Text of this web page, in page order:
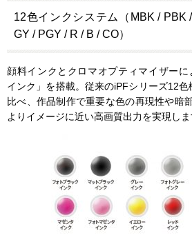
12色インクシステム（MBK / PBK
GY / PGY / R / B / CO）
顔料インクとクロマオプティマイザーに
インク」を搭載。従来のiPFシリーズ12色
比べ、作品制作で重要な色の再現性や暗
よりイメージに近い高画質出力を実現しま